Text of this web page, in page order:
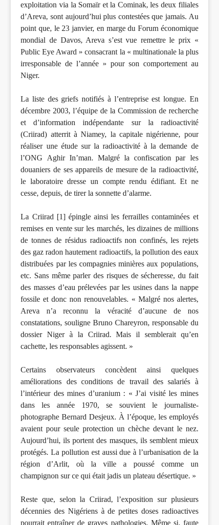
exploitation via la Somaïr et la Cominak, les deux filiales
d’Areva, sont aujourd’hui plus contestées que jamais. Au
point que, le 23 janvier, en marge du Forum économique
mondial de Davos, Areva s’est vue remettre le prix «
Public Eye Award » consacrant la « multinationale la plus
irresponsable de l’année » pour son comportement au
Niger.
La liste des griefs notifiés à l’entreprise est longue. En
décembre 2003, l’équipe de la Commission de recherche
et d’information indépendante sur la radioactivité
(Criirad) atterrit à Niamey, la capitale nigérienne, pour
réaliser une étude sur la radioactivité à la demande de
l’ONG Aghir In’man. Malgré la confiscation par les
douaniers de ses appareils de mesure de la radioactivité,
le laboratoire dresse un compte rendu édifiant. Et ne
cesse, depuis, de tirer la sonnette d’alarme.
La Criirad [1] épingle ainsi les ferrailles contaminées et
remises en vente sur les marchés, les dizaines de millions
de tonnes de résidus radioactifs non confinés, les rejets
des gaz radon hautement radioactifs, la pollution des eaux
distribuées par les compagnies minières aux populations,
etc. Sans même parler des risques de sécheresse, du fait
des masses d’eau prélevées par les usines dans la nappe
fossile et donc non renouvelables. « Malgré nos alertes,
Areva n’a reconnu la véracité d’aucune de nos
constatations, souligne Bruno Chareyron, responsable du
dossier Niger à la Criirad. Mais il semblerait qu’en
cachette, les responsables agissent. »
Certains observateurs concèdent ainsi quelques
améliorations des conditions de travail des salariés à
l’intérieur des mines d’uranium : « J’ai visité les mines
dans les année 1970, se souvient le journaliste-
photographe Bernard Desjeux. À l’époque, les employés
avaient pour seule protection un chèche devant le nez.
Aujourd’hui, ils portent des masques, ils semblent mieux
protégés. La pollution est aussi due à l’urbanisation de la
région d’Arlit, où la ville a poussé comme un
champignon sur ce qui était jadis un plateau désertique. »
Reste que, selon la Criirad, l’exposition sur plusieurs
décennies des Nigériens à de petites doses radioactives
pourrait entraîner de graves pathologies. Même si, faute